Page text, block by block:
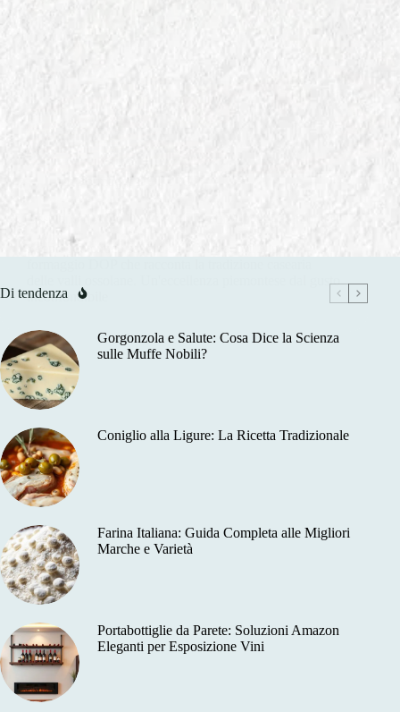
Formaggi DOP e IGP
Scopri l'autentico sapore dell'Ossolano d'Alpe, il
delle valli ossolane. Un'eccellenza piemontese dal gusto
inconfondibile
Di tendenza
Gorgonzola e Salute: Cosa Dice la Scienza
sulle Muffe Nobili?
Coniglio alla Ligure: La Ricetta Tradizionale
Farina Italiana: Guida Completa alle Migliori
Marche e Varietà
Portabottiglie da Parete: Soluzioni Amazon
Eleganti per Esposizione Vini